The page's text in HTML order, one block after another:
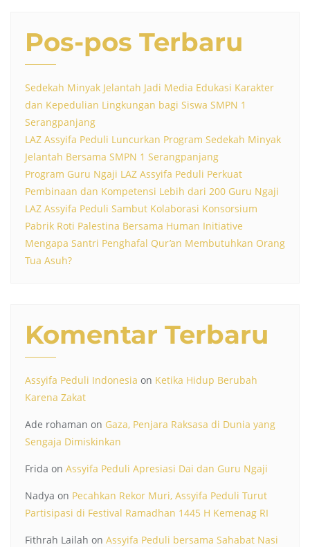
Pos-pos Terbaru
Sedekah Minyak Jelantah Jadi Media Edukasi Karakter
dan Kepedulian Lingkungan bagi Siswa SMPN 1
Serangpanjang
LAZ Assyifa Peduli Luncurkan Program Sedekah Minyak
Jelantah Bersama SMPN 1 Serangpanjang
Program Guru Ngaji LAZ Assyifa Peduli Perkuat
Pembinaan dan Kompetensi Lebih dari 200 Guru Ngaji
LAZ Assyifa Peduli Sambut Kolaborasi Konsorsium
Pabrik Roti Palestina Bersama Human Initiative
Mengapa Santri Penghafal Qur’an Membutuhkan Orang
Tua Asuh?
Komentar Terbaru
Assyifa Peduli Indonesia on Ketika Hidup Berubah
Karena Zakat
Ade rohaman on Gaza, Penjara Raksasa di Dunia yang
Sengaja Dimiskinkan
Frida on Assyifa Peduli Apresiasi Dai dan Guru Ngaji
Nadya on Pecahkan Rekor Muri, Assyifa Peduli Turut
Partisipasi di Festival Ramadhan 1445 H Kemenag RI
Fithrah Lailah on Assyifa Peduli bersama Sahabat Nasi